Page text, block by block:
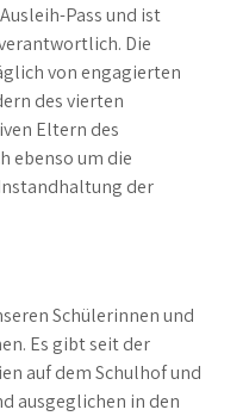
Pass und ist
Die
von engagierten
des vierten
Eltern des
ebenso um die
der
Schülerinnen und
Es gibt seit der
auf dem Schulhof und
ausgeglichen in den